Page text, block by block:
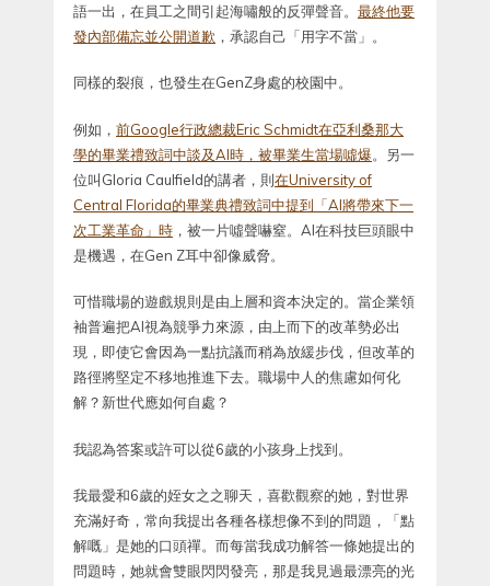
語一出，在員工之間引起海嘯般的反彈聲音。 最終他要
發內部備忘並公開道歉 ，承認自己「用字不當」。
同樣的裂痕，也發生在GenZ身處的校園中。
例如， 前Google行政總裁Eric Schmidt在亞利桑那大
學的畢業禮致詞中談及AI時，被畢業生當場噓爆。另一
位叫Gloria Caulfield的講者，則在University of
Central Florida的畢業典禮致詞中提到「AI將帶來下一
次工業革命」時 ，被一片噓聲嚇窒。AI在科技巨頭眼中
是機遇，在Gen Z耳中卻像威脅。
可惜職場的遊戲規則是由上層和資本決定的。當企業領
袖普遍把AI視為競爭力來源，由上而下的改革勢必出
現，即使它會因為一點抗議而稍為放緩步伐，但改革的
路徑將堅定不移地推進下去。職場中人的焦慮如何化
解？新世代應如何自處？
我認為答案或許可以從6歲的小孩身上找到。
我最愛和6歲的姪女之之聊天，喜歡觀察的她，對世界
充滿好奇，常向我提出各種各樣想像不到的問題，「點
解嘅」是她的口頭禪。而每當我成功解答一條她提出的
問題時，她就會雙眼閃閃發亮，那是我見過最漂亮的光